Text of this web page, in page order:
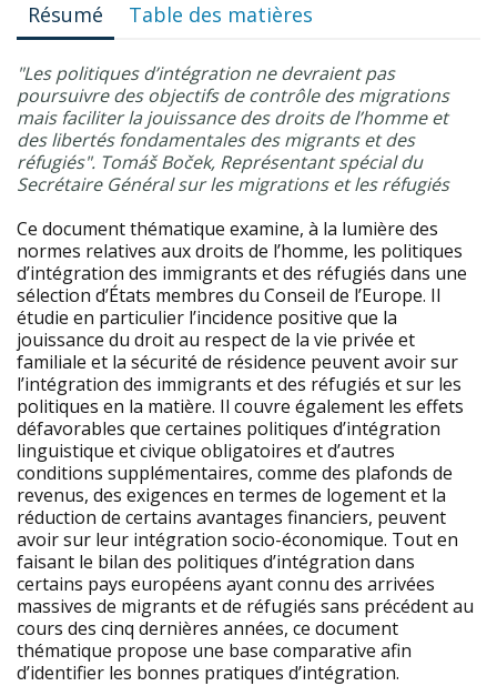
Résumé Table des matières
"Les politiques d’intégration ne devraient pas
poursuivre des objectifs de contrôle des migrations
mais faciliter la jouissance des droits de l’homme et
des libertés fondamentales des migrants et des
réfugiés". Tomáš Boček, Représentant spécial du
Secrétaire Général sur les migrations et les réfugiés
Ce document thématique examine, à la lumière des
normes relatives aux droits de l’homme, les politiques
d’intégration des immigrants et des réfugiés dans une
sélection d’États membres du Conseil de l’Europe. Il
étudie en particulier l’incidence positive que la
jouissance du droit au respect de la vie privée et
familiale et la sécurité de résidence peuventavoir sur
l’intégration des immigrants et des réfugiés etsur les
politiques en la matière. Il couvre également les effets
défavorables que certaines politiques d’intégration
linguistique et civique obligatoires et d’autres
conditions supplémentaires, comme des plafonds de
revenus, des exigences en termes de logement et la
réduction de certains avantages financiers, peuvent
avoir sur leur intégration socio-économique. Tout en
faisant le bilan des politiques d’intégration dans
certains pays européens ayant connu des arrivées
massives de migrants et de réfugiés sans précédentau
cours des cinq dernières années, ce document
thématique propose une base comparative afin
d’identifier les bonnes pratiques d’intégration.